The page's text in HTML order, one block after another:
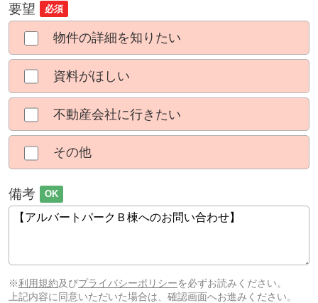
要望 必須
物件の詳細を知りたい
資料がほしい
不動産会社に行きたい
その他
備考 OK
※利用規約及びプライバシーポリシーを必ずお読みください。
上記内容に同意いただいた場合は、確認画面へお進みください。